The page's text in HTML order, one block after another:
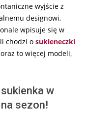
wyjście z
designowi,
wpisuje się w
chodzi o sukieneczki
to więcej modeli,
w
sezon!